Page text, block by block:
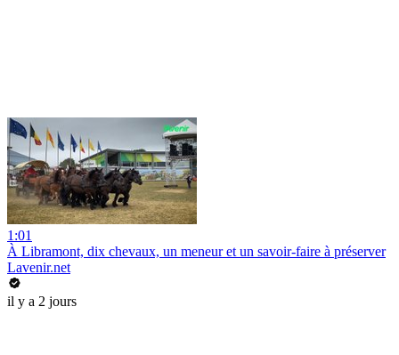
1:01
À Libramont, dix chevaux, un meneur et un savoir-faire à préserver
Lavenir.net
il y a 2 jours